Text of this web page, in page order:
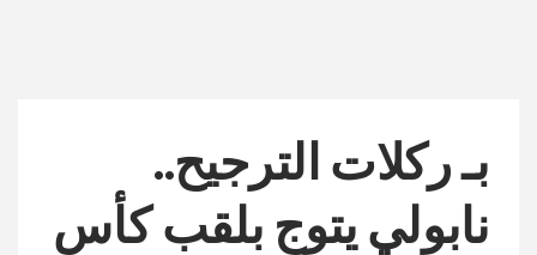
بـ ركلات الترجيح..
نابولي يتوج بلقب كأس